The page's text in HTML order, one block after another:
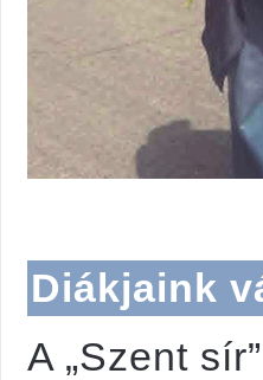
Diákjaink
A „Szent